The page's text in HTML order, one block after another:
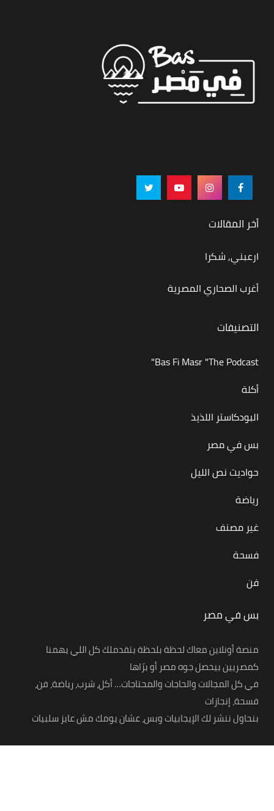
أخر المقالات
ارعبني, شكرا
أغرب الصحاري المصرية
التصنيفات
Bas Fi Masr "The Podcast"
أكلة
البودكاستر اللذيذ
بس في مصر
حواديت نص الليل
رياضة
غير مصنف
فسحة
فن
بس في مصر
منصة أونلاين معاك لحظة بلحظة بتقدملك كل اللي يهمنا
كمصريين بيحصل جوه مصر أو برّاها
في كل المجالات والحاجات والمحتاجات… أكل، شرب، رياضة، فن،
فسحة، إنجازات
بنحاول ننشر لك الإيجابيات وبس، عشان يومك مش عايز سلبيات